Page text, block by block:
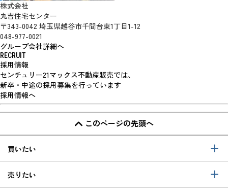
株式会社
丸吉住宅センター
〒343-0042 埼玉県越谷市千間台東1丁目1-12
048-977-0021
グループ会社詳細へ
RECRUIT
採用情報
センチュリー21マックス不動産販売では、
新卒・中途の採用募集を行っています
採用情報へ
このページの先頭へ
買いたい
売りたい